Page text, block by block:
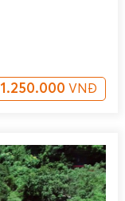
1.250.000 VNĐ